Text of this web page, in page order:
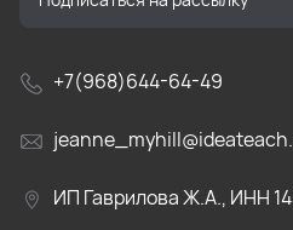
+7(968)644-64-49
ИП Гаврилова Ж.А., ИНН